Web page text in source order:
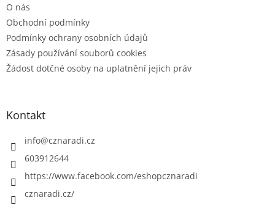
i
s
u
O nás
Obchodní podmínky
Podmínky ochrany osobních údajů
Zásady používání souborů cookies
Žádost dotčné osoby na uplatnění jejich práv
Kontakt
info@cznaradi.cz
603912644
https://www.facebook.com/eshopcznaradi
cznaradi.cz/